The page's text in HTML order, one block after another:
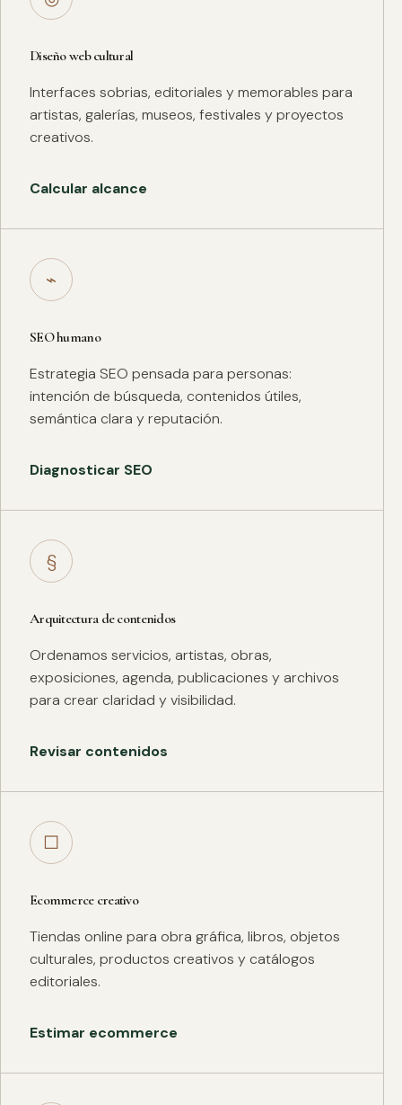
Diseño web cultural
Interfaces sobrias, editoriales y memorables para
artistas, galerías, museos, festivales y proyectos
creativos.
Calcular alcance
⌁
SEO humano
Estrategia SEO pensada para personas:
intención de búsqueda, contenidos útiles,
semántica clara y reputación.
Diagnosticar SEO
§
Arquitectura de contenidos
Ordenamos servicios, artistas, obras,
exposiciones, agenda, publicaciones y archivos
para crear claridad y visibilidad.
Revisar contenidos
□
Ecommerce creativo
Tiendas online para obra gráfica, libros, objetos
culturales, productos creativos y catálogos
editoriales.
Estimar ecommerce